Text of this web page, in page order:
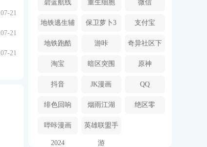
07-21
07-21
07-21
碧蓝航线 重生细胞 微信
地铁逃生辅
助器
保卫萝卜3 支付宝
地铁跑酷 游咔 奇异社区下
载安装
淘宝 暗区突围 原神
抖音 JK漫画 QQ
绯色回响 烟雨江湖 绝区零
哔咔漫画
2024
英雄联盟手
游